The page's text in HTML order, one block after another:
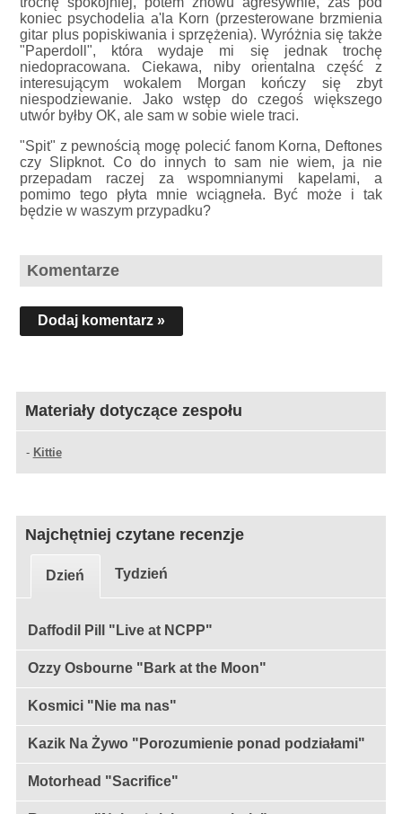
koniec psychodelia a'la Korn (przesterowane brzmienia
gitar plus popiskiwania i sprzężenia). Wyróżnia się także
"Paperdoll", która wydaje mi się jednak trochę
niedopracowana. Ciekawa, niby orientalna część z
interesującym wokalem Morgan kończy się zbyt
niespodziewanie. Jako wstęp do czegoś większego
utwór byłby OK, ale sam w sobie wiele traci.
"Spit" z pewnością mogę polecić fanom Korna, Deftones
czy Slipknot. Co do innych to sam nie wiem, ja nie
przepadam raczej za wspomnianymi kapelami, a
pomimo tego płyta mnie wciągneła. Być może i tak
będzie w waszym przypadku?
Komentarze
Dodaj komentarz »
Materiały dotyczące zespołu
- Kittie
Najchętniej czytane recenzje
Dzień Tydzień
Daffodil Pill "Live at NCPP"
Ozzy Osbourne "Bark at the Moon"
Kosmici "Nie ma nas"
Kazik Na Żywo "Porozumienie ponad podziałami"
Motorhead "Sacrifice"